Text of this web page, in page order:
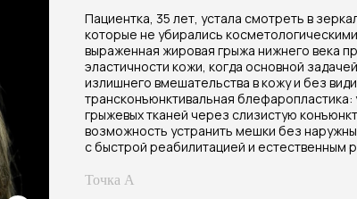
Пациентка, 35 лет, устала смотреть в
которые не убирались
выраженная жировая грыжа нижнего века
эластичности кожи, когда основной
излишнего вмешательства в кожу и без
трансконъюнктивальная
грыжевых тканей через слизистую
возможность устранить мешки без
с быстрой реабилитацией и естественным
Точка А